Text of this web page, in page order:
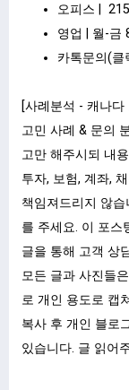
오피스 |
영업 | 월-금
카톡문의(클
[사례분석 - 캐나
고민 사례 & 문의
고만 해주시되 내
투자, 보험, 계좌,
책임져드리지 않
를 주세요. 이 포스
글을 통해 고객 상
모든 글과 사진들
로 개인 용도로 캡
복사 후 개인 블로
있습니다. 글 읽어